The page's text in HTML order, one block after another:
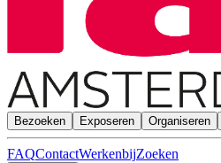
Bezoeken Exposeren Organiseren
FAQContactWerkenbijZoeken